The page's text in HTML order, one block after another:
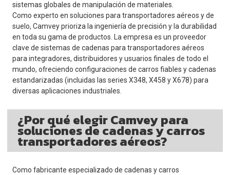
sistemas globales de manipulación de materiales.
Como experto en soluciones para transportadores aéreos y de
suelo, Camvey prioriza la ingeniería de precisión y la durabilidad
en toda su gama de productos. La empresa es un proveedor
clave de sistemas de cadenas para transportadores aéreos
para integradores, distribuidores y usuarios finales de todo el
mundo, ofreciendo configuraciones de carros fiables y cadenas
estandarizadas (incluidas las series X348, X458 y X678) para
diversas aplicaciones industriales.
¿Por qué elegir Camvey para
soluciones de cadenas y carros
transportadores aéreos?
Como fabricante especializado de cadenas y carros